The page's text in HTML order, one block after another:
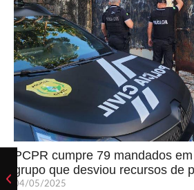
PCPR cumpre 79 mandados
grupo que desviou recursos de
04/05/2025